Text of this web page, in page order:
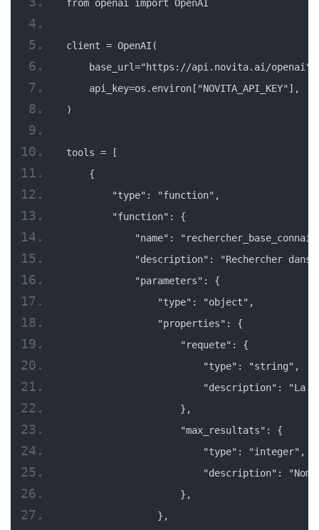
from openai import OpenAI
client = OpenAI(
    base_url="https://api.novita.ai/openai",
    api_key=os.environ["NOVITA_API_KEY"],
)
tools = [
    {
        "type": "function",
        "function": {
"name":
"description": "Rechercher dans
            "parameters": {
                "type": "object",
                "properties": {
                    "requete": {
                        "type": "string",
"description": "La
                    },
                    "max_resultats": {
                        "type": "integer",
"description":
                    },
                },